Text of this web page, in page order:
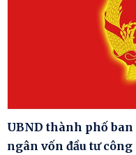
UBND thành phố
ngân vốn đầu tư công